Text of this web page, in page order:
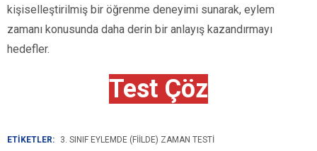
kişiselleştirilmiş bir öğrenme deneyimi sunarak, eylem
zamanı konusunda daha derin bir anlayış kazandırmayı
hedefler.
Test Çöz
ETİKETLER: 3. SINIF EYLEMDE (FIILDE) ZAMAN TESTI